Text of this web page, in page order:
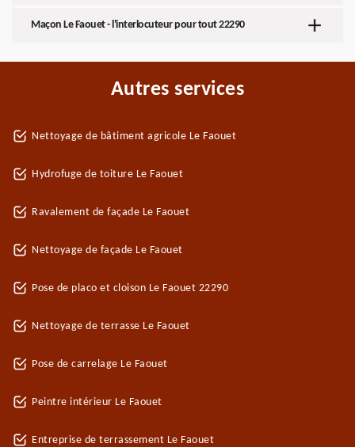
Maçon Le Faouet - l'interlocuteur pour tout 22290
Autres services
Nettoyage de bâtiment agricole Le Faouet
Hydrofuge de toiture Le Faouet
Ravalement de façade Le Faouet
Nettoyage de façade Le Faouet
Pose de placo et cloison Le Faouet 22290
Nettoyage de terrasse Le Faouet
Pose de carrelage Le Faouet
Peintre intérieur Le Faouet
Entreprise de terrassement Le Faouet